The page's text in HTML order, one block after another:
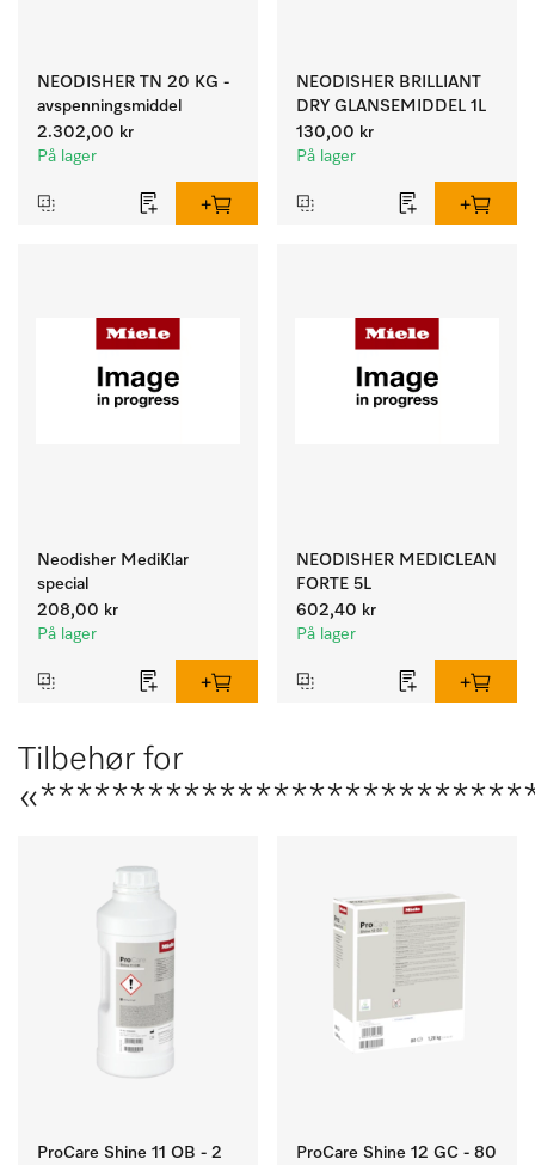
NEODISHER TN 20 KG -
avspenningsmiddel
2.302,00 kr
På lager
NEODISHER BRILLIANT
DRY GLANSEMIDDEL 1L
130,00 kr
På lager
Neodisher MediKlar
special
208,00 kr
På lager
NEODISHER MEDICLEAN
FORTE 5L
602,40 kr
På lager
Tilbehør for
ProCare Shine 11 OB - 2
ProCare Shine 12 GC - 80